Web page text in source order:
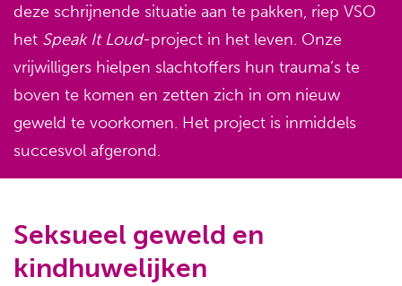
deze schrijnende situatie aan te pakken, riep VSO
het Speak It Loud-project in het leven. Onze
vrijwilligers hielpen slachtoffers hun trauma’s te
boven te komen en zetten zich in om nieuw
geweld te voorkomen. Het project is inmiddels
succesvol afgerond.
Seksueel geweld en
kindhuwelijken